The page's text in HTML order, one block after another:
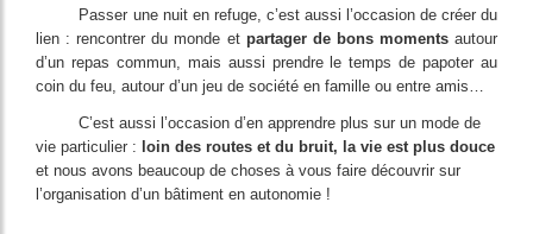
Passer une nuit en refuge, c’est aussi l’occasion de créer du
lien : rencontrer du monde et partager de bons momentsautour
d’un repas commun, mais aussi prendre le temps de papoter au
coin du feu, autour d’un jeu de société en famille ou entre amis…
C’est aussi l’occasion d’en apprendre plus sur un mode de
vie particulier : loin des routes et du bruit, la vie est plus douce
et nous avons beaucoup de choses à vous faire découvrir sur
l’organisation d’un bâtiment en autonomie !